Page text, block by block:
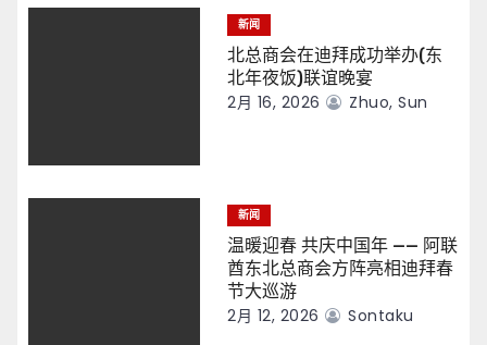
新闻
北总商会在迪拜成功举办(东
北年夜饭)联谊晚宴
2月 16, 2026 Zhuo, Sun
新闻
温暖迎春 共庆中国年 —— 阿联
酋东北总商会方阵亮相迪拜春
节大巡游
2月 12, 2026 Sontaku